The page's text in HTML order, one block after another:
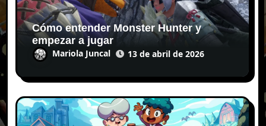
Cómo entender Monster Hunter y
empezar a jugar
Mariola Juncal 13 de abril de 2026